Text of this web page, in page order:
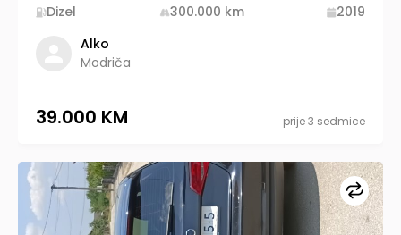
Dizel 300.000 km
2019
Alko
Modriča
39.000 KM prije 3 sedmice